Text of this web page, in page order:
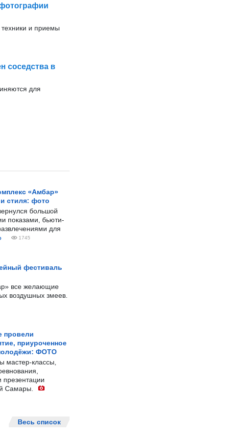
техники и приемы
соседства в
для
«Амбар»
стиля: фото
большой
показами, бьюти-
для
1745
фестиваль
все желающие
воздушных змеев.
провели
приуроченное
ФОТО
мастер-классы,
презентации
Самары.
Весь список